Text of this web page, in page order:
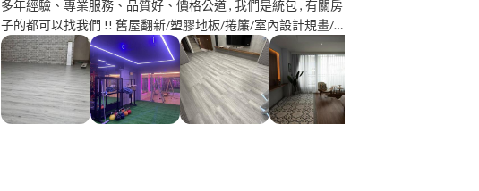
多年經驗、專業服務、品質好、價格公道 , 我們是統包 , 有關房
子的都可以找我們 !! 舊屋翻新/塑膠地板/捲簾/室內設計規畫/
活動拉門/窗簾/壁紙/各項統包, 免費到府估價